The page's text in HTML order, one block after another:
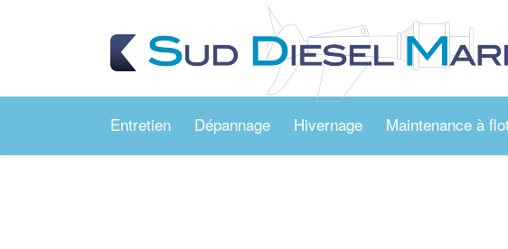
Entretien Dépannage Hivernage Maintenance à